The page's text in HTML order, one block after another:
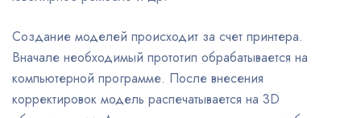
Создание моделей происходит за счет принтера.
Вначале необходимый прототип обрабатывается на
компьютерной программе. После внесения
корректировок модель распечатывается на 3D